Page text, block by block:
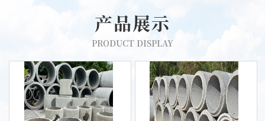
产品展示
PRODUCT DISPLAY